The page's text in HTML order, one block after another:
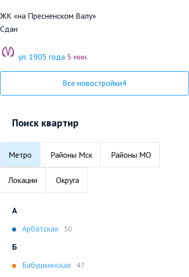
ЖК «на Пресненском Валу»
Сдан
ул. 1905 года 5 мин.
Все новостройки4
Поиск квартир
Метро Районы Мск Районы МО
Локации Округа
А
Арбатская
50
Б
Бабушкинская
47